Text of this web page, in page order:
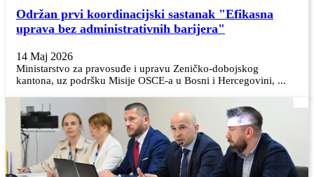
Održan prvi koordinacijski sastanak "Efikasna
uprava bez administrativnih barijera"
14 Maj 2026
Ministarstvo za pravosuđe i upravu Zeničko-dobojskog
kantona, uz podršku Misije OSCE-a u Bosni i Hercegovini, ...